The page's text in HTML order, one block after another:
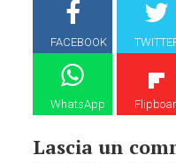
FACEBOOK
WhatsApp
Lascia un